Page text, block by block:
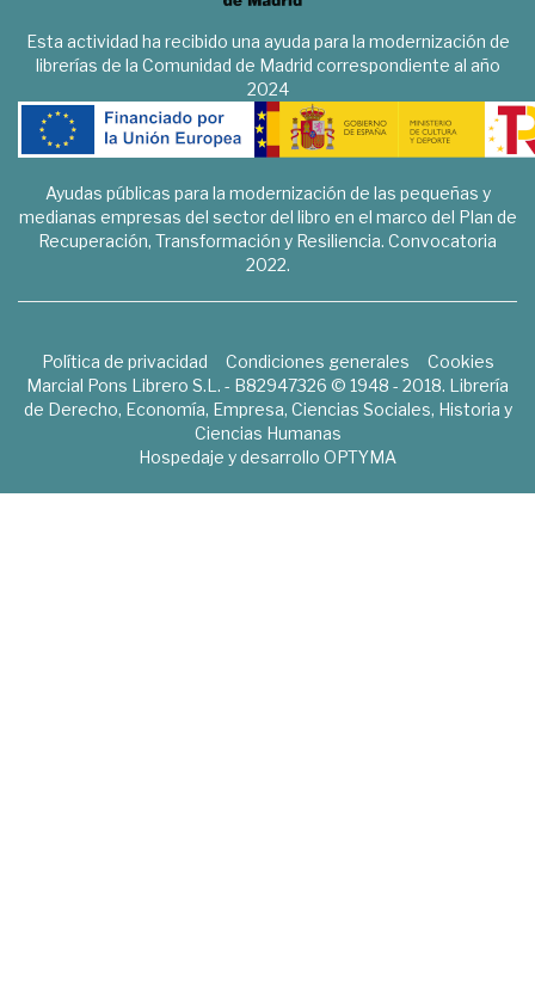
Esta actividad ha recibido una ayuda para la modernización de
librerías de la Comunidad de Madrid correspondiente al año
2024
Ayudas públicas para la modernización de las pequeñas y
medianas empresas del sector del libro en el marco del Plan de
Recuperación, Transformación y Resiliencia. Convocatoria
2022.
Política de privacidad Condiciones generales
Cookies
Marcial Pons Librero S.L. - B82947326 © 1948 - 2018. Librería
de Derecho, Economía, Empresa, Ciencias Sociales, Historia y
Ciencias Humanas
Hospedaje y desarrollo OPTYMA